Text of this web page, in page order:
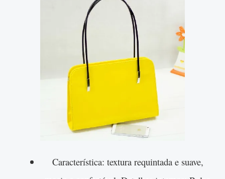
Característica: textura requintada e suave,